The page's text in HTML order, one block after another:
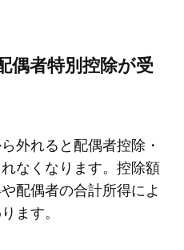
偶者特別控除が受
外れると配偶者控除・
なくなります。控除額
配偶者の合計所得によ
ます。